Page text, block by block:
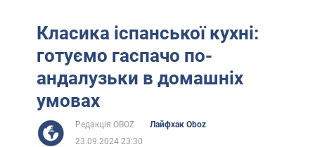
Класика іспанської кухні:
готуємо гаспачо по-
андалузьки в домашніх
умовах
Редакція OBOZ
Лайфхак Oboz
23.09.2024 23:30